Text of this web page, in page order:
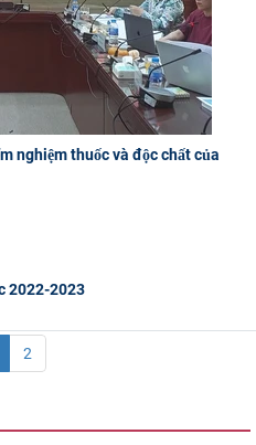
nghiệm thuốc và độc chất của
2022-2023
2